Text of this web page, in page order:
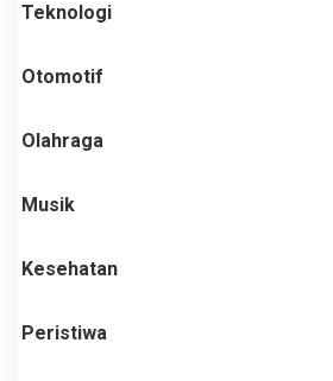
Teknologi
Otomotif
Olahraga
Musik
Kesehatan
Peristiwa